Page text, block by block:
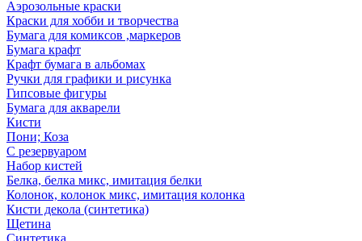
Аэрозольные краски
Краски для хобби и творчества
Бумага для комиксов ,маркеров
Бумага крафт
Крафт бумага в альбомах
Ручки для графики и рисунка
Гипсовые фигуры
Бумага для акварели
Кисти
Пони; Коза
С резервуаром
Набор кистей
Белка, белка микс, имитация белки
Колонок, колонок микс, имитация колонка
Кисти декола (синтетика)
Щетина
Синтетика